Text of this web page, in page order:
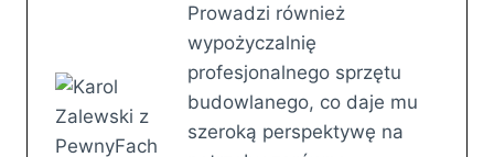
Prowadzi również
wypożyczalnię
profesjonalnego sprzętu
budowlanego, co daje mu
szeroką perspektywę na